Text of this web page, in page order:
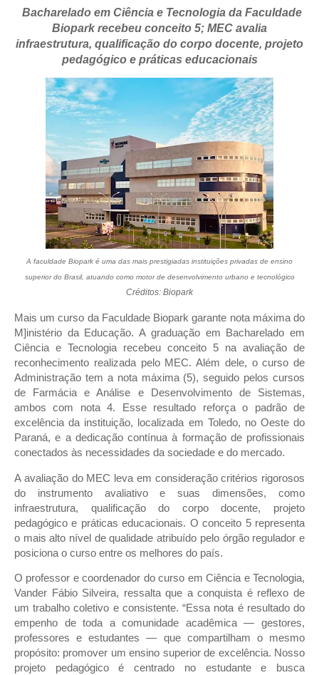
Bacharelado em Ciência e Tecnologia da Faculdade
Biopark recebeu conceito 5; MEC avalia
infraestrutura, qualificação do corpo docente, projeto
pedagógico e práticas educacionais
A faculdade Biopark é uma das mais prestigiadas instituições privadas de ensino
superior do Brasil, atuando como motor de desenvolvimento urbano e tecnológico
Créditos: Biopark
Mais um curso da Faculdade Biopark garante nota máxima do
M]inistério da Educação. A graduação em Bacharelado em
Ciência e Tecnologia recebeu conceito 5 na avaliação de
reconhecimento realizada pelo MEC. Além dele, o curso de
Administração tem a nota máxima (5), seguido pelos cursos
de Farmácia e Análise e Desenvolvimento de Sistemas,
ambos com nota 4. Esse resultado reforça o padrão de
excelência da instituição, localizada em Toledo, no Oeste do
Paraná, e a dedicação contínua à formação de profissionais
conectados às necessidades da sociedade e do mercado.
A avaliação do MEC leva em consideração critérios rigorosos
do instrumento avaliativo e suas dimensões, como
infraestrutura, qualificação do corpo docente, projeto
pedagógico e práticas educacionais. O conceito 5 representa
o mais alto nível de qualidade atribuído pelo órgão regulador e
posiciona o curso entre os melhores do país.
O professor e coordenador do curso em Ciência e Tecnologia,
Vander Fábio Silveira, ressalta que a conquista é reflexo de
um trabalho coletivo e consistente. “Essa nota é resultado do
empenho de toda a comunidade acadêmica — gestores,
professores e estudantes — que compartilham o mesmo
propósito: promover um ensino superior de excelência. Nosso
projeto pedagógico é centrado no estudante e busca